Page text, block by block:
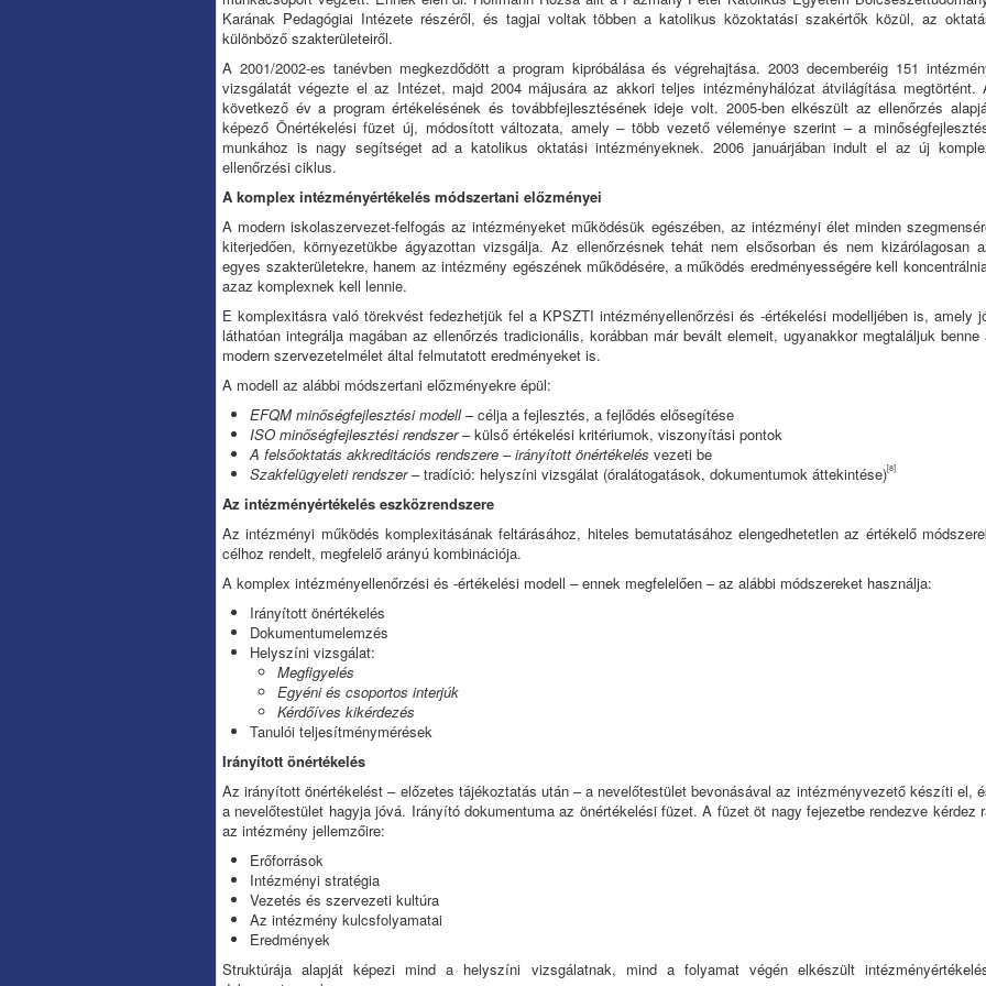
Karának Pedagógiai Intézete részéről, és tagjai voltak többen a katolikus közoktatási szakértők közül, az
különböző szakterületeiről.
A 2001/2002-es tanévben megkezdődött a program kipróbálása és végrehajtása. 2003 decemberéig 151
vizsgálatát végezte el az Intézet, majd 2004 májusára az akkori teljes intézményhálózat átvilágítása megtörtént.
következő év a program értékelésének és továbbfejlesztésének ideje volt. 2005-ben elkészült az ellenőrzés
képező Önértékelési füzet új, módosított változata, amely – több vezető véleménye szerint – a
munkához is nagy segítséget ad a katolikus oktatási intézményeknek. 2006 januárjában indult el az új
ellenőrzési ciklus.
A komplex intézményértékelés módszertani előzményei
A modern iskolaszervezet-felfogás az intézményeket működésük egészében, az intézményi élet minden
kiterjedően, környezetükbe ágyazottan vizsgálja. Az ellenőrzésnek tehát nem elsősorban és nem kizárólagosan
egyes szakterületekre, hanem az intézmény egészének működésére, a működés eredményességére kell
azaz komplexnek kell lennie.
E komplexitásra való törekvést fedezhetjük fel a KPSZTI intézményellenőrzési és -értékelési modelljében is, amely
láthatóan integrálja magában az ellenőrzés tradicionális, korábban már bevált elemeit, ugyanakkor megtaláljuk benne
modern szervezetelmélet által felmutatott eredményeket is.
A modell az alábbi módszertani előzményekre épül:
EFQM minőségfejlesztési modell –célja a fejlesztés, a fejlődés elősegítése
ISO minőségfejlesztési rendszer– külső értékelési kritériumok, viszonyítási pontok
A felsőoktatás akkreditációs rendszere –irányított önértékelés vezeti be
Szakfelügyeleti rendszer– tradíció: helyszíni vizsgálat (óralátogatások, dokumentumok áttekintése)[8]
Az intézményértékelés eszközrendszere
Az intézményi működés komplexitásának feltárásához, hiteles bemutatásához elengedhetetlen az értékelő
célhoz rendelt, megfelelő arányú kombinációja.
A komplex intézményellenőrzési és -értékelési modell – ennek megfelelően – az alábbi módszereket használja:
Irányított önértékelés
Dokumentumelemzés
Helyszíni vizsgálat:
Megfigyelés
Egyéni és csoportos interjúk
Kérdőíves kikérdezés
Tanulói teljesítménymérések
Irányított önértékelés
Az irányított önértékelést – előzetes tájékoztatás után – a nevelőtestület bevonásával az intézményvezető készíti el,
a nevelőtestület hagyja jóvá. Irányító dokumentuma az önértékelési füzet. A füzet öt nagy fejezetbe rendezve kérdez
az intézmény jellemzőire:
Erőforrások
Intézményi stratégia
Vezetés és szervezeti kultúra
Az intézmény kulcsfolyamatai
Eredmények
Struktúrája alapját képezi mind a helyszíni vizsgálatnak, mind a folyamat végén elkészült